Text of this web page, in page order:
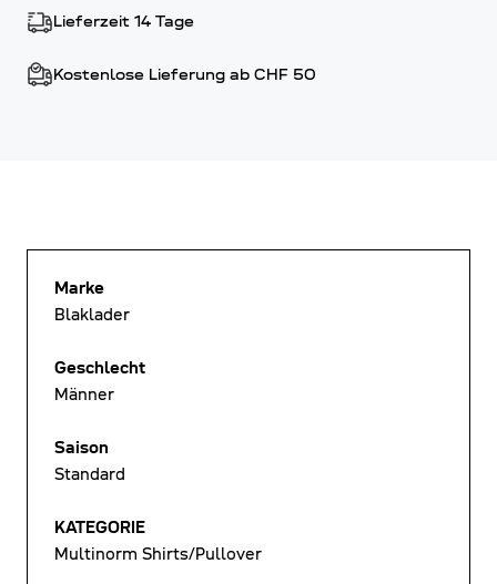
Lieferzeit 14 Tage
Kostenlose Lieferung ab CHF 50
Marke
Blaklader
Geschlecht
Männer
Saison
Standard
KATEGORIE
Multinorm Shirts/Pullover